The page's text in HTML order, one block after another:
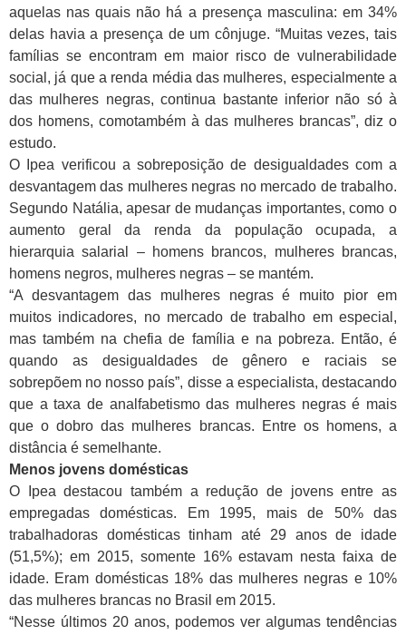
aquelas nas quais não há a presença masculina: em 34%
delas havia a presença de um cônjuge. “Muitas vezes, tais
famílias se encontram em maior risco de vulnerabilidade
social, já que a renda média das mulheres, especialmente a
das mulheres negras, continua bastante inferior não só à
dos homens, comotambém à das mulheres brancas”, diz o
estudo.
O Ipea verificou a sobreposição de desigualdades com a
desvantagem das mulheres negras no mercado de trabalho.
Segundo Natália, apesar de mudanças importantes, como o
aumento geral da renda da população ocupada, a
hierarquia salarial – homens brancos, mulheres brancas,
homens negros, mulheres negras – se mantém.
“A desvantagem das mulheres negras é muito pior em
muitos indicadores, no mercado de trabalho em especial,
mas também na chefia de família e na pobreza. Então, é
quando as desigualdades de gênero e raciais se
sobrepõem no nosso país”, disse a especialista, destacando
que a taxa de analfabetismo das mulheres negras é mais
que o dobro das mulheres brancas. Entre os homens, a
distância é semelhante.
Menos jovens domésticas
O Ipea destacou também a redução de jovens entre as
empregadas domésticas. Em 1995, mais de 50% das
trabalhadoras domésticas tinham até 29 anos de idade
(51,5%); em 2015, somente 16% estavam nesta faixa de
idade. Eram domésticas 18% das mulheres negras e 10%
das mulheres brancas no Brasil em 2015.
“Nesse últimos 20 anos, podemos ver algumas tendências